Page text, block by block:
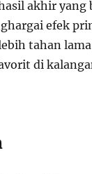
akhir yang
efek
tahan
di